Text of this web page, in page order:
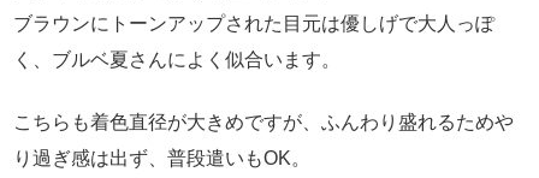
ブラウンにトーンアップされた目元は優しげで大人っぽ
く、ブルベ夏さんによく似合います。
こちらも着色直径が大きめですが、ふんわり盛れるためや
り過ぎ感は出ず、普段遣いもOK。